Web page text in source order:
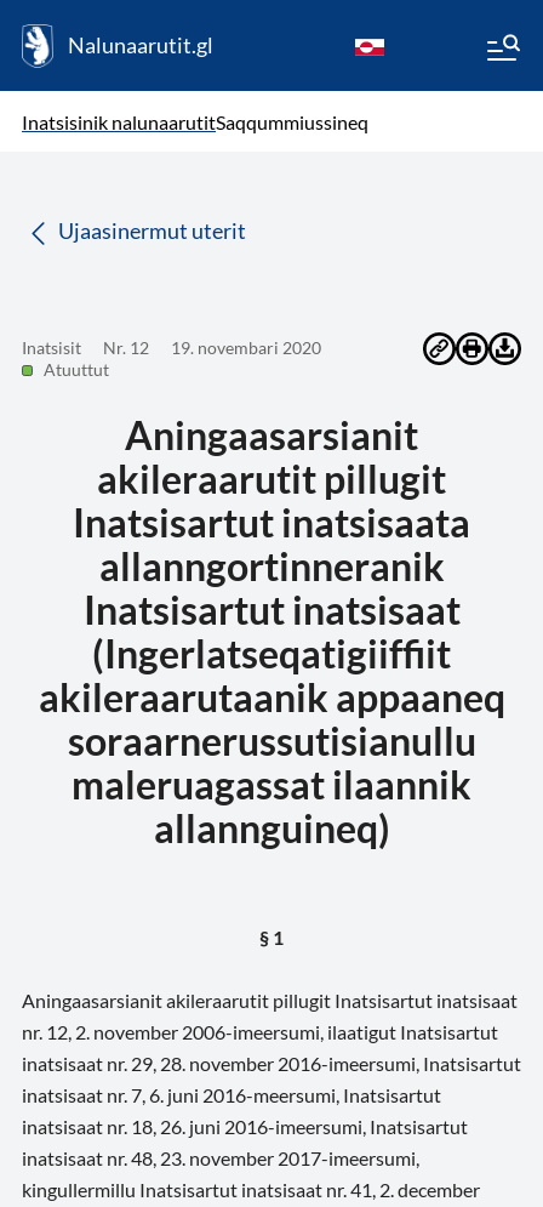
Nalunaarutit.gl
Inatsisinik nalunaarutitSaqqummiussineq
Ujaasinermut uterit
Inatsisit Nr. 12
19. novembari 2020
Atuuttut
Aningaasarsianit
akileraarutit pillugit
Inatsisartut inatsisaata
allanngortinneranik
Inatsisartut inatsisaat
(Ingerlatseqatigiiffiit
akileraarutaanik appaaneq
soraarnerussutisianullu
maleruagassat ilaannik
allannguineq)
§ 1
Aningaasarsianit akileraarutit pillugit Inatsisartut inatsisaat
nr. 12, 2. november 2006-imeersumi, ilaatigut Inatsisartut
inatsisaat nr. 29, 28. november 2016-imeersumi, Inatsisartut
inatsisaat nr. 7, 6. juni 2016-meersumi, Inatsisartut
inatsisaat nr. 18, 26. juni 2016-imeersumi, Inatsisartut
inatsisaat nr. 48, 23. november 2017-imeersumi,
kingullermillu Inatsisartut inatsisaat nr. 41, 2. december